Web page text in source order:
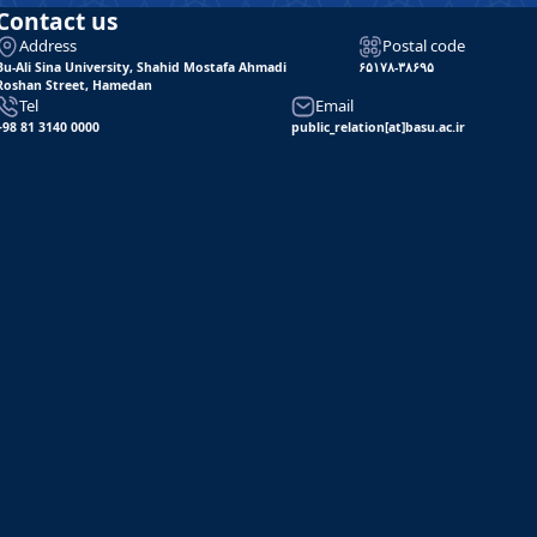
us
Address
Ali Sina University, Shahid Mostafa Ahmadi
Street, Hamedan
Postal code
۶۵۱۷۸-۳۸۶۹۵
Tel
81 3140 0000
Email
public_relation[at]basu.ac.ir